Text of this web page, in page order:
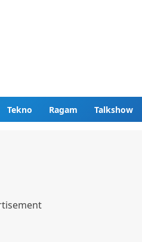
Tekno Ragam Talkshow